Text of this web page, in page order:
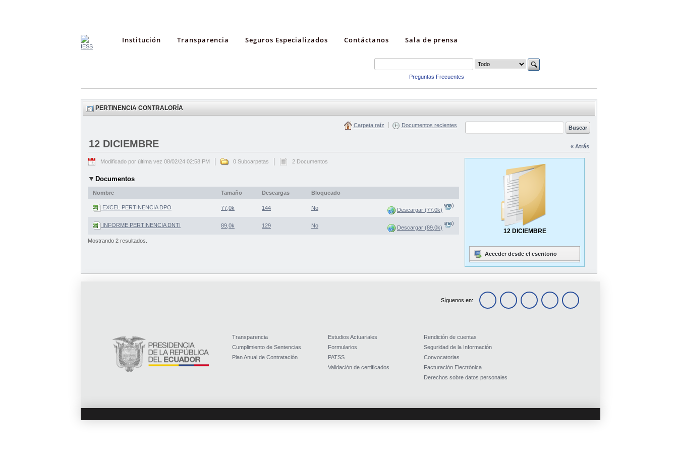
Institución Transparencia Seguros Especializados Contáctanos Sala de prensa
Preguntas Frecuentes
PERTINENCIA CONTRALORÍA
Carpeta raíz Documentos recientes
« Atrás
12 DICIEMBRE
Modificado por última vez 08/02/24 02:58 PM 0 Subcarpetas 2 Documentos
Documentos
Nombre Tamaño Descargas Bloqueado
EXCEL PERTINENCIA DPO 77,0k 144 No Descargar (77,0k)
(Abre una nueva ventana)
INFORME PERTINENCIA DNTI 89,0k 129 No Descargar (89,0k)
(Abre una nueva ventana)
Mostrando 2 resultados.
12 DICIEMBRE
Acceder desde el escritorio
Síguenos en:
Transparencia
Cumplimiento de Sentencias
Plan Anual de Contratación
Estudios Actuariales
Formularios
PATSS
Validación de certificados
Rendición de cuentas
Seguridad de la Información
Convocatorias
Facturación Electrónica
Derechos sobre datos personales